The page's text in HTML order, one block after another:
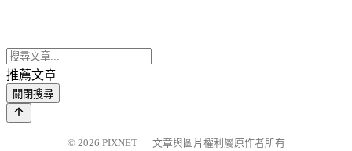
推薦文章
關閉搜尋
© 2026 PIXNET
文章與圖片權利屬原作者所有